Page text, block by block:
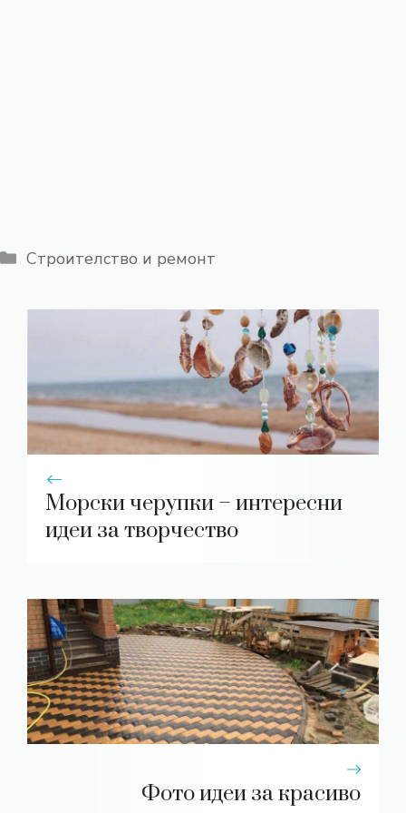
Категории
Строителство и ремонт
Морски черупки – интересни
идеи за творчество
Фото идеи за красиво